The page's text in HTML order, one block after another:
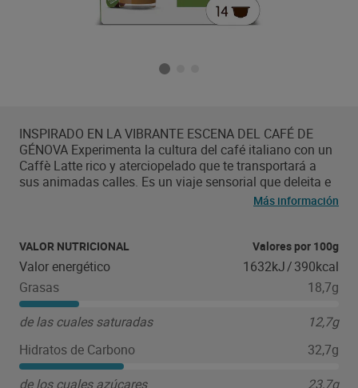
INSPIRADO EN LA VIBRANTE ESCENA DEL CAFÉ DE
GÉNOVA Experimenta la cultura del café italiano con un
Caffè Latte rico y aterciopelado que te transportará a
sus animadas calles. Es un viaje sensorial que deleita e
inspira, mostrando la destreza y artesanía queMás información
VALOR NUTRICIONAL Valores por 100g
Valor energético 1632kJ/390kcal
Grasas
18,7g
de las cuales saturadas
12,7g
Hidratos de Carbono
32,7g
de los cuales azúcares
23,7g